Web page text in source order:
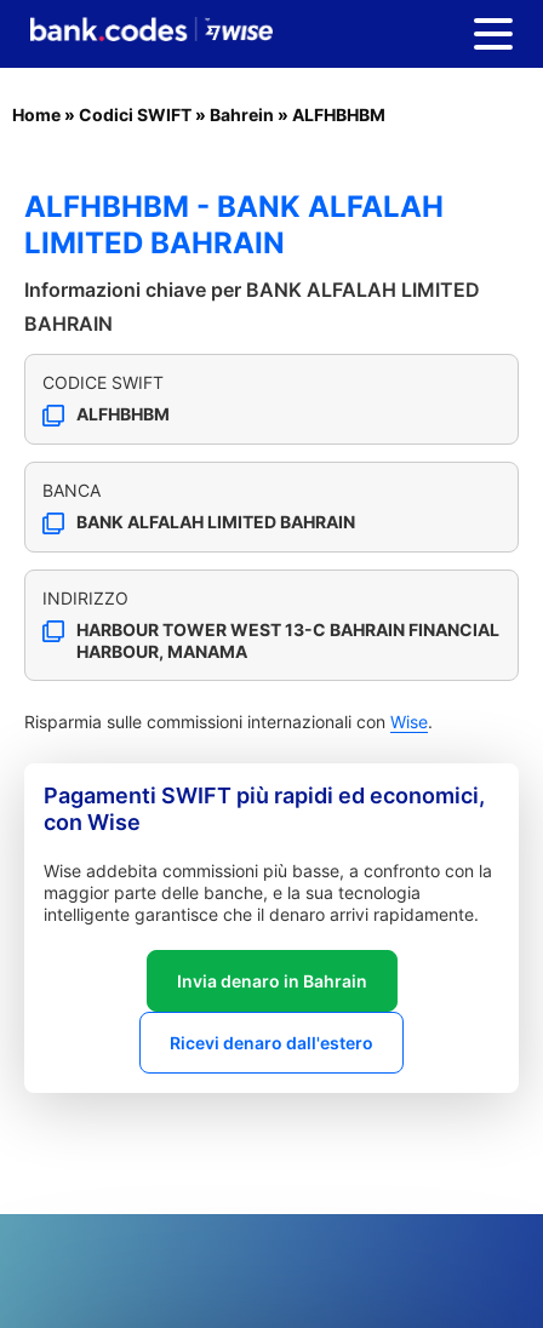
Home » Codici SWIFT » Bahrein » ALFHBHBM
ALFHBHBM - BANK ALFALAH
LIMITED BAHRAIN
Informazioni chiave per BANK ALFALAH LIMITED
BAHRAIN
CODICE SWIFT
ALFHBHBM
BANCA
BANK ALFALAH LIMITED BAHRAIN
INDIRIZZO
HARBOUR TOWER WEST 13-C BAHRAIN FINANCIAL
HARBOUR, MANAMA
Risparmia sulle commissioni internazionali con Wise.
Pagamenti SWIFT più rapidi ed economici,
con Wise
Wise addebita commissioni più basse, a confronto con la
maggior parte delle banche, e la sua tecnologia
intelligente garantisce che il denaro arrivi rapidamente.
Invia denaro in Bahrain
Ricevi denaro dall'estero